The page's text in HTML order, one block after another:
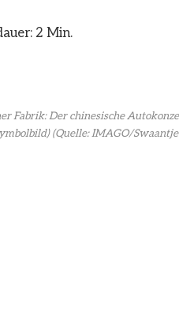
2 Min.
Fabrik: Der chinesische
(Quelle: IMAGO/